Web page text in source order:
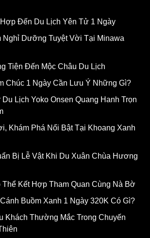
Đến Du Lịch Yên Tử 1 Ngày
Dưỡng Tuyệt Vời Tại Minawa
Tiện Đến Mộc Châu Du Lịch
Chúc 1 Ngày Cần Lưu Ý Những Gì?
Du Lịch Yoko Onsen Quang Hanh Trọn
Khám Phá Nổi Bật Tại Khoang Xanh
Bị Lễ Vật Khi Du Xuân Chùa Hương
Kết Hợp Tham Quan Cùng Nà Bờ
Buồm Xanh 1 Ngày 320K Có Gì?
Khách Thường Mắc Trong Chuyến